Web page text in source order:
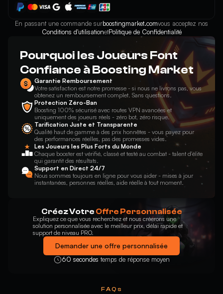
En passant une commande surboostingmarket.comvous acceptez nos
Conditions d'utilisationetPolitique de Confidentialité
Pourquoi les Joueurs Font
Confiance à Boosting Market
Garantie Remboursement
Votre satisfaction est notre promesse - si nous ne livrons pas, vous
obtenez un remboursement complet. Sans questions.
Protection Zéro-Ban
Boosting 100% sécurisé avec routes VPN avancées et
uniquement des joueurs réels - zéro bot, zéro risque.
Tarification Juste et Transparente
Qualité haut de gamme à des prix honnêtes - vous payez pour
des performances réelles, pas des promesses vides.
Les Joueurs les Plus Forts du Monde
Chaque booster est vérifié, classé et testé au combat - talent d'élite
qui garantit des résultats.
Support en Direct 24/7
Nous sommes toujours en ligne pour vous aider - mises à jour
instantanées, personnes réelles, aide réelle à tout moment.
Créez Votre Offre Personnalisée
Expliquez ce que vous recherchez et nous créerons une
solution personnalisée avec le meilleur prix, délai rapide et
support de niveau PRO.
Demander une offre personnalisée
60 secondestemps de réponse moyen
FAQs